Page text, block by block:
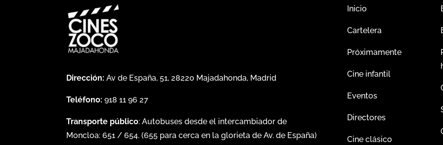
Dirección: Av de España, 51, 28220 Majadahonda, Madrid
Teléfono: 918 11 96 27
Transporte público: Autobuses desde el intercambiador de
Moncloa:651 /654. (655 para cerca en la glorieta de Av. de España)
Inicio
Cartelera
Próximamente
Cine infantil
Eventos
Directores
Cine clásico